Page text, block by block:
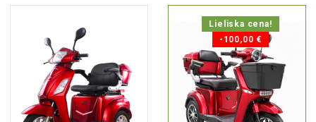
Lieliska cena!
-100,00 €